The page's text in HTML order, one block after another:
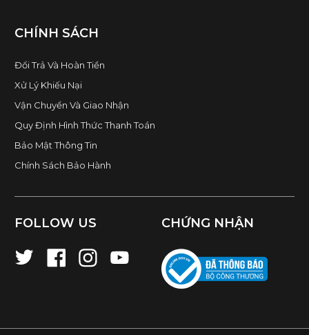
CHÍNH SÁCH
Đổi Trả Và Hoàn Tiền
Xử Lý Khiếu Nại
Vận Chuyển Và Giao Nhận
Quy Định Hình Thức Thanh Toán
Bảo Mật Thông Tin
Chính Sách Bảo Hành
FOLLOW US CHỨNG NHẬN